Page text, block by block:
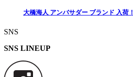
大橋海人 アンバサダー ブランド 入荷！
SNS
SNS LINEUP